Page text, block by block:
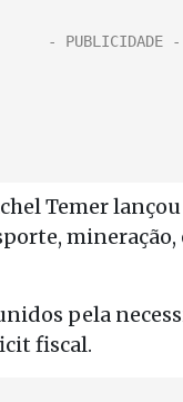
Temer
pela
fiscal.